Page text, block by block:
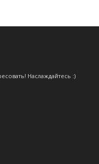
Наслаждайтесь :)